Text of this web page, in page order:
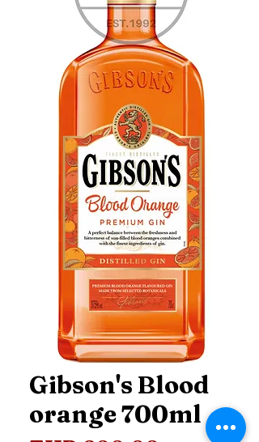
Gibson's Blood
orange 700ml